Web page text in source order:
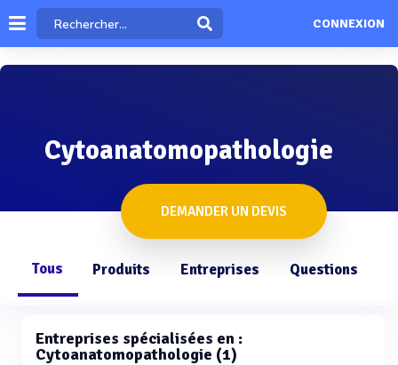
CONNEXION
Cytoanatomopathologie
DEMANDER UN DEVIS
Tous Produits Entreprises Questions
Entreprises spécialisées en :
Cytoanatomopathologie (1)